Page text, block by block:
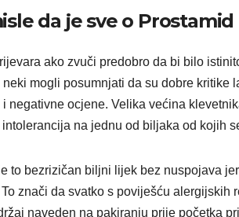
da je sve o Prostamid
ako zvuči predobro da bi bilo
mogli posumnjati da su dobre kritike
negativne ocjene. Velika većina
na jednu od biljaka od kojih
to bezrizičan biljni lijek bez nuspojava
znači da svatko s poviješću alergijskih
naveden na pakiranju prije početka